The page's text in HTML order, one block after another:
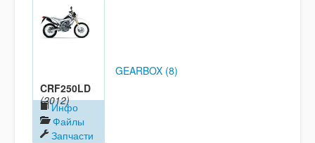
CRF250LD
(2012)
Инфо
Файлы
Запчасти
GEARBOX (8)